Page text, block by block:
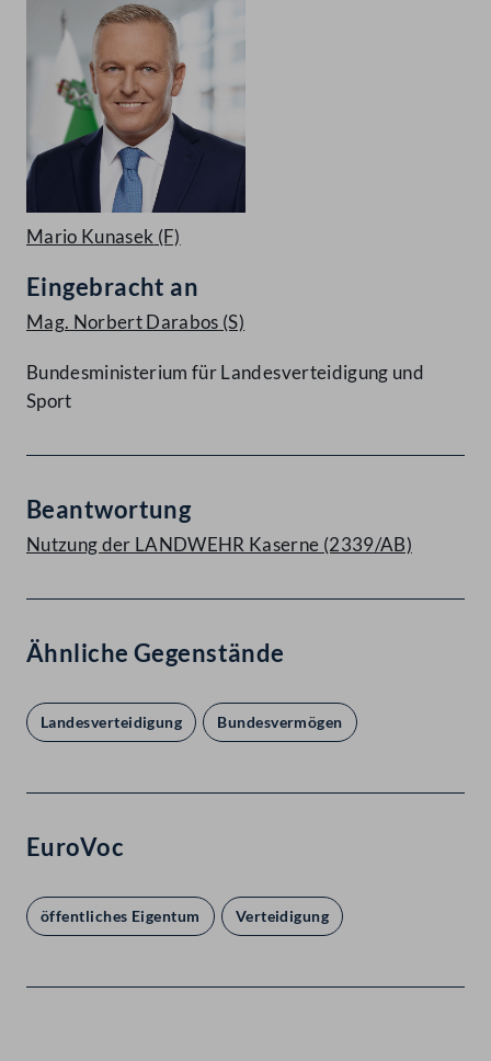
Mario Kunasek (F)
Eingebracht an
Mag. Norbert Darabos (S)
Bundesministerium für Landesverteidigung und
Sport
Beantwortung
Nutzung der LANDWEHR Kaserne (2339/AB)
Ähnliche Gegenstände
Landesverteidigung Bundesvermögen
EuroVoc
öffentliches Eigentum Verteidigung